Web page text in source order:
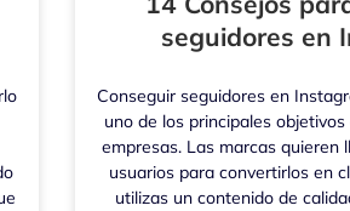
seguidores en
Conseguir seguidores en
uno de los principales
empresas. Las marcas quieren
usuarios para convertirlos en
utilizas un contenido de